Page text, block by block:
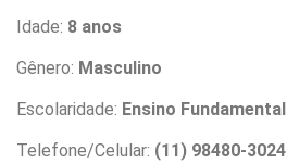
Idade: 8 anos
Gênero: Masculino
Escolaridade: Ensino Fundamental
Telefone/Celular: (11) 98480-3024